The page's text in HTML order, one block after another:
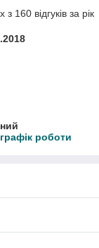
160 відгуків за рік
роботи